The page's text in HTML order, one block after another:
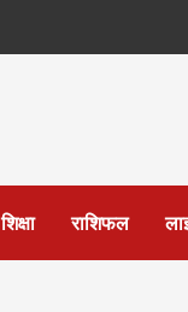
शिक्षा राशिफल